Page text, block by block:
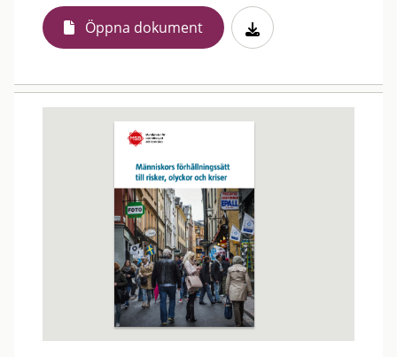
Öppna dokument